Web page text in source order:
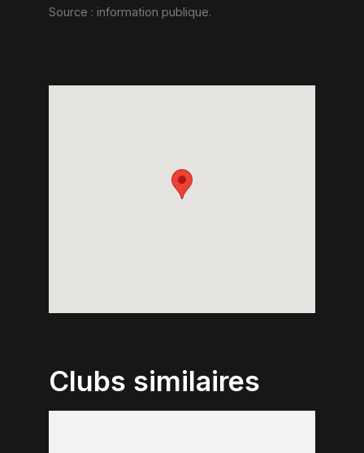
Source : information publique.
Clubs similaires